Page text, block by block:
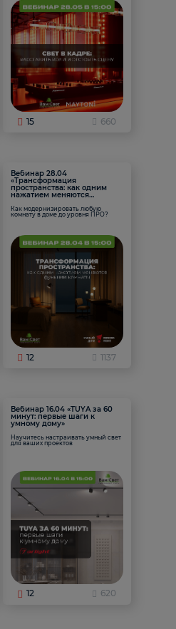
15 660
Вебинар 28.04
«Трансформация
пространства: как одним
нажатием меняются
Как модернизировать любую
комнату в доме до уровня ПРО?
12 1137
Вебинар 16.04 «TUYA за 60
минут: первые шаги к
умному дому»
Научитесь настраивать умный свет
для ваших проектов
12 620